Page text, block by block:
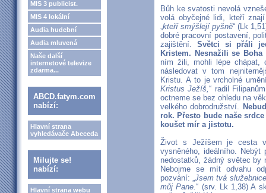
MIS 3 publicist.
MIS 4 lokální
Audia hudební
Audia mluvená
Naše další
internetové televize
zdarma...
ABCD.fatym.com
nabízí:
Hlavní strana
vyhledávače Abeceda
Milujte se!
nabízí:
Hlavní strana webu
Bůh ke svatosti nevolá
volá obyčejné lidi, kteří
„kteří smýšlejí pyšně“ (Lk
dobré pracovní postavení,
zajištění. Světci si přáli
Kristem. Nesnažili se
ním žili, mohli lépe
následovat v tom
Kristu. A to je vrcholné
Kristus Ježíš,“ radil
octneme se bez ohledu na
velkého dobrodružství.
rok. Přesto bude naše
koušet mír a jistotu.
Život s Ježíšem je cesta v
vysněného, ideálního.
nedostatků, žádný světec
Nebojme se mít odvahu
pozvání: „Jsem tvá
můj Pane.“ (srv. Lk 1,38) A